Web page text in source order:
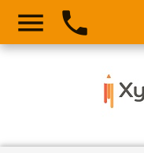
 